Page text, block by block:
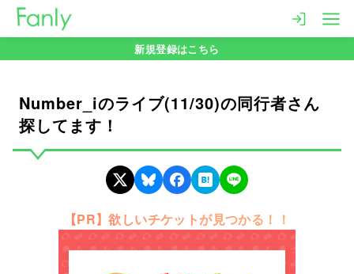
新規登録はこちら
Number_iのライブ(11/30)の同行者さん
探してます！
【PR】欲しいチケットが見つかる！！